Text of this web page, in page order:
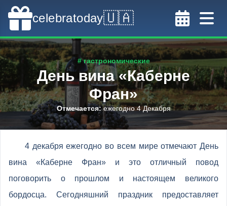
celebratoday🇺🇦
# гастрономические
День вина «Каберне
Фран»
Отмечается:ежегодно 4 Декабря
4 декабря ежегодно во всем мире отмечают День
вина «Каберне Фран» и это отличный повод
поговорить о прошлом и настоящем великого
бордосца. Сегодняшний праздник предоставляет